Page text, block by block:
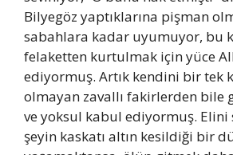
Bilyegöz yaptıklarına pişman
sabahlara kadar uyumuyor, bu
felaketten kurtulmak için yüce
ediyormuş. Artık kendini bir tek
olmayan zavallı fakirlerden bile
ve yoksul kabul ediyormuş.
şeyin kaskatı altın kesildiği bir